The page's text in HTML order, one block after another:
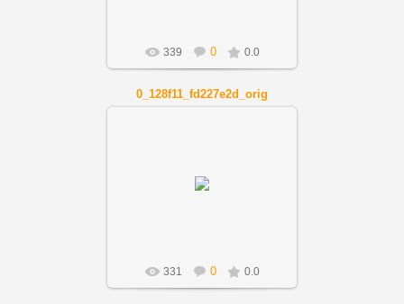
339 0 0.0
0_128f11_fd227e2d_orig
331 0 0.0